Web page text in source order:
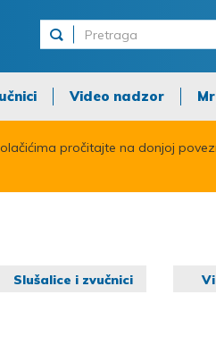
Video nadzor
pročitajte na donjoj
Slušalice i zvučnici